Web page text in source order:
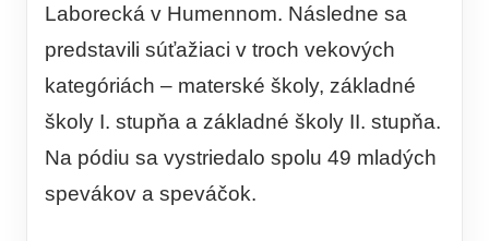
Laborecká v Humennom. Následne sa
predstavili súťažiaci v troch vekových
kategóriách – materské školy, základné
školy I. stupňa a základné školy II. stupňa.
Na pódiu sa vystriedalo spolu 49 mladých
spevákov a speváčok.